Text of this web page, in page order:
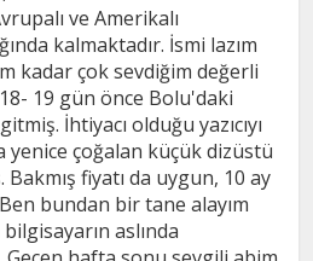
ve Amerikalı
kalmaktadır. İsmi lazım
kadar çok sevdiğim değerli
19 gün önce Bolu'daki
İhtiyacı olduğu yazıcıyı
yenice çoğalan küçük dizüstü
Bakmış fiyatı da uygun, 10 ay
bundan bir tane alayım
aslında